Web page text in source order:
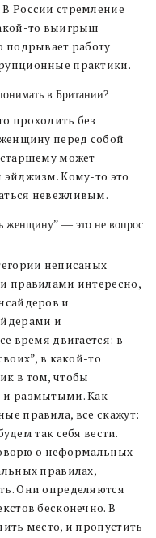
России стремление
то выигрыш
подрывает работу
практики.
в Британии?
проходить без
перед собой
старшему может
эйджизм. Кому-то это
невежливым.
женщину” — это не вопрос
неписаных
правилами интересно,
и
и
время двигается: в
в какой-то
в том, чтобы
и размытыми. Как
правила, все скажут:
так себя вести.
о неформальных
правилах,
Они определяются
бесконечно. В
место, и пропустить